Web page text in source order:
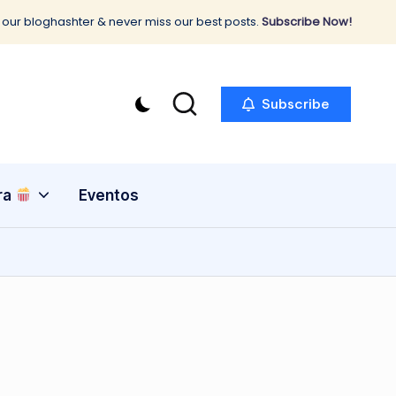
bloghashter & never miss our best posts. Subscribe Now!
Subscribe
Eventos